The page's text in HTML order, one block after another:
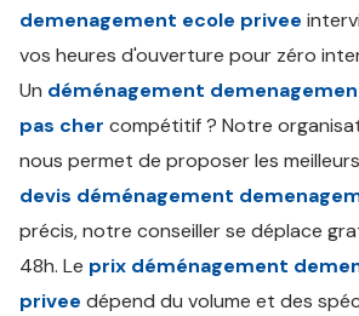
demenagement ecole privee
vos heures d'ouverture pour zéro
Un déménagement
pas cher compétitif ? Notre
nous permet de proposer les
devis déménagement
précis, notre conseiller se déplace
48h. Le prix déménagement
privee dépend du volume et des